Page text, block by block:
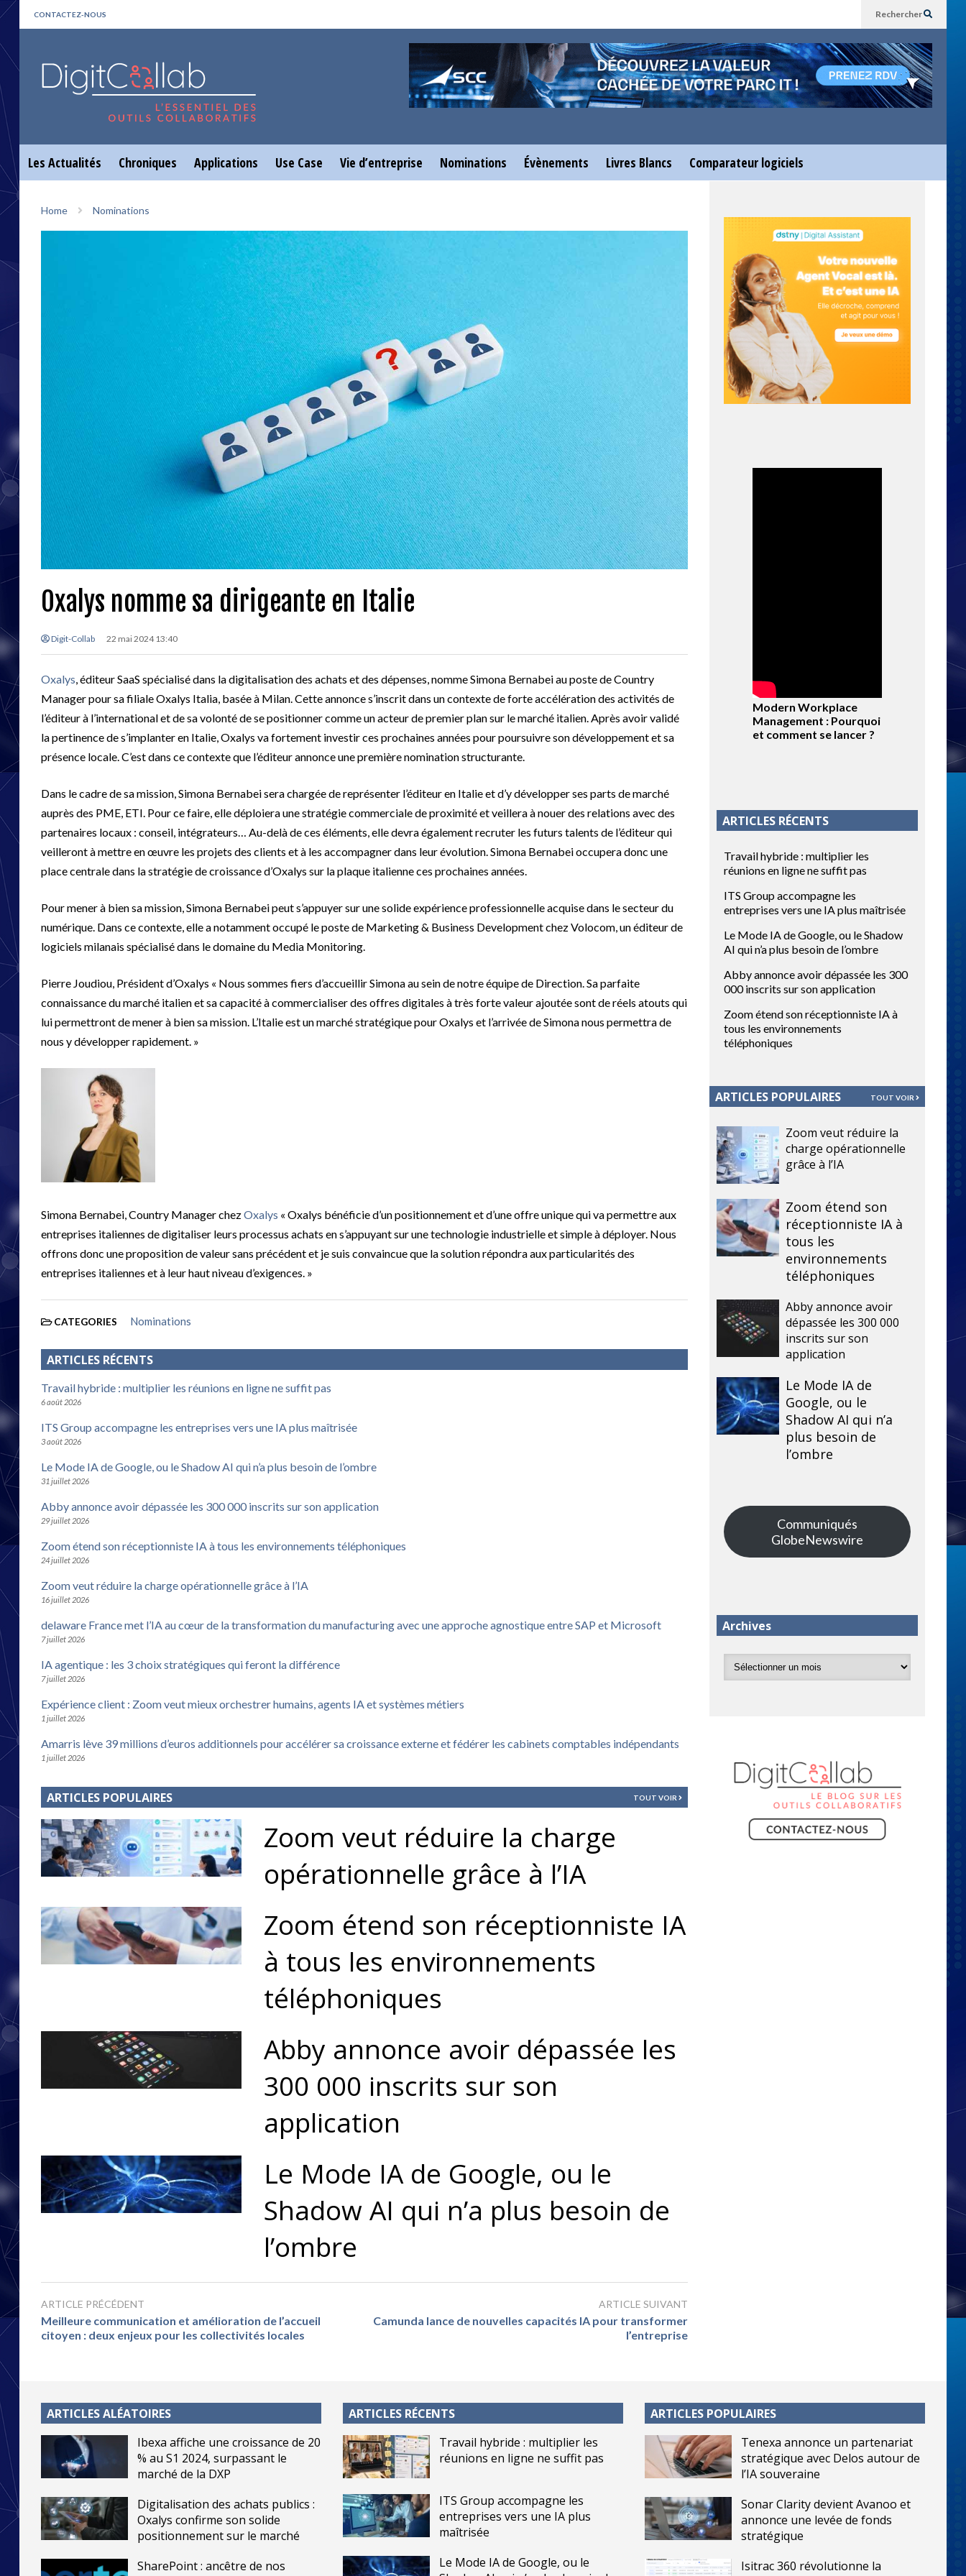
CONTACTEZ-NOUS Rechercher
Les Actualités Chroniques Applications Use Case Vie d’entreprise Nominations Évènements Livres Blancs Comparateur logiciels
Home Nominations
Oxalys nomme sa dirigeante en Italie
Digit-Collab 22 mai 2024 13:40
Oxalys, éditeur SaaS spécialisé dans la digitalisation des achats et des dépenses, nomme Simona Bernabei au poste de Country
Manager pour sa filiale Oxalys Italia, basée à Milan. Cette annonce s’inscrit dans un contexte de forte accélération des activités de
l’éditeur à l’international et de sa volonté de se positionner comme un acteur de premier plan sur le marché italien. Après avoir validé
la pertinence de s’implanter en Italie, Oxalys va fortement investir ces prochaines années pour poursuivre son développement et sa
présence locale. C’est dans ce contexte que l’éditeur annonce une première nomination structurante.
Dans le cadre de sa mission, Simona Bernabei sera chargée de représenter l’éditeur en Italie et d’y développer ses parts de marché
auprès des PME, ETI. Pour ce faire, elle déploiera une stratégie commerciale de proximité et veillera à nouer des relations avec des
partenaires locaux : conseil, intégrateurs… Au-delà de ces éléments, elle devra également recruter les futurs talents de l’éditeur qui
veilleront à mettre en œuvre les projets des clients et à les accompagner dans leur évolution. Simona Bernabei occupera donc une
place centrale dans la stratégie de croissance d’Oxalys sur la plaque italienne ces prochaines années.
Pour mener à bien sa mission, Simona Bernabei peut s’appuyer sur une solide expérience professionnelle acquise dans le secteur du
numérique. Dans ce contexte, elle a notamment occupé le poste de Marketing & Business Development chez Volocom, un éditeur de
logiciels milanais spécialisé dans le domaine du Media Monitoring.
Pierre Joudiou, Président d’Oxalys « Nous sommes fiers d’accueillir Simona au sein de notre équipe de Direction. Sa parfaite
connaissance du marché italien et sa capacité à commercialiser des offres digitales à très forte valeur ajoutée sont de réels atouts qui
lui permettront de mener à bien sa mission. L’Italie est un marché stratégique pour Oxalys et l’arrivée de Simona nous permettra de
nous y développer rapidement. »
Simona Bernabei, Country Manager chezOxalys « Oxalys bénéficie d’un positionnement et d’une offre unique qui va permettre aux
entreprises italiennes de digitaliser leurs processus achats en s’appuyant sur une technologie industrielle et simple à déployer. Nous
offrons donc une proposition de valeur sans précédent et je suis convaincue que la solution répondra aux particularités des
entreprises italiennes et à leur haut niveau d’exigences. »
CATEGORIES Nominations
ARTICLES RÉCENTS
Travail hybride : multiplier les réunions en ligne ne suffit pas
6 août 2026
ITS Group accompagne les entreprises vers une IA plus maîtrisée
3 août 2026
Le Mode IA de Google, ou le Shadow AI qui n’a plus besoin de l’ombre
31 juillet 2026
Abby annonce avoir dépassée les 300 000 inscrits sur son application
29 juillet 2026
Zoom étend son réceptionniste IA à tous les environnements téléphoniques
24 juillet 2026
Zoom veut réduire la charge opérationnelle grâce à l’IA
16 juillet 2026
delaware France met l’IA au cœur de la transformation du manufacturing avec une approche agnostique entre SAP et Microsoft
7 juillet 2026
IA agentique : les 3 choix stratégiques qui feront la différence
7 juillet 2026
Expérience client : Zoom veut mieux orchestrer humains, agents IA et systèmes métiers
1 juillet 2026
Amarris lève 39 millions d’euros additionnels pour accélérer sa croissance externe et fédérer les cabinets comptables indépendants
1 juillet 2026
ARTICLES POPULAIRES TOUT VOIR
Zoom veut réduire la charge
opérationnelle grâce à l’IA
Zoom étend son réceptionniste IA
à tous les environnements
téléphoniques
Abby annonce avoir dépassée les
300 000 inscrits sur son
application
Le Mode IA de Google, ou le
Shadow AI qui n’a plus besoin de
l’ombre
ARTICLE PRÉCÉDENT
Meilleure communication et amélioration de l’accueil
citoyen : deux enjeux pour les collectivités locales
ARTICLE SUIVANT
Camunda lance de nouvelles capacités IA pour transformer
l’entreprise
Modern Workplace
Management : Pourquoi
et comment se lancer ?
ARTICLES RÉCENTS
Travail hybride : multiplier les
réunions en ligne ne suffit pas
ITS Group accompagne les
entreprises vers une IA plus maîtrisée
Le Mode IA de Google, ou le Shadow
AI qui n’a plus besoin de l’ombre
Abby annonce avoir dépassée les 300
000 inscrits sur son application
Zoom étend son réceptionniste IA à
tous les environnements
téléphoniques
ARTICLES POPULAIRES TOUT VOIR
Zoom veut réduire la
charge opérationnelle
grâce à l’IA
Zoom étend son
réceptionniste IA à
tous les
environnements
téléphoniques
Abby annonce avoir
dépassée les 300 000
inscrits sur son
application
Le Mode IA de
Google, ou le
Shadow AI qui n’a
plus besoin de
l’ombre
Communiqués
GlobeNewswire
Archives
ARTICLES ALÉATOIRES
Ibexa affiche une croissance de 20
% au S1 2024, surpassant le
marché de la DXP
Digitalisation des achats publics :
Oxalys confirme son solide
positionnement sur le marché
SharePoint : ancêtre de nos
ARTICLES RÉCENTS
Travail hybride : multiplier les
réunions en ligne ne suffit pas
ITS Group accompagne les
entreprises vers une IA plus
maîtrisée
Le Mode IA de Google, ou le
ARTICLES POPULAIRES
Tenexa annonce un partenariat
stratégique avec Delos autour de
l’IA souveraine
Sonar Clarity devient Avanoo et
annonce une levée de fonds
stratégique
Isitrac 360 révolutionne la